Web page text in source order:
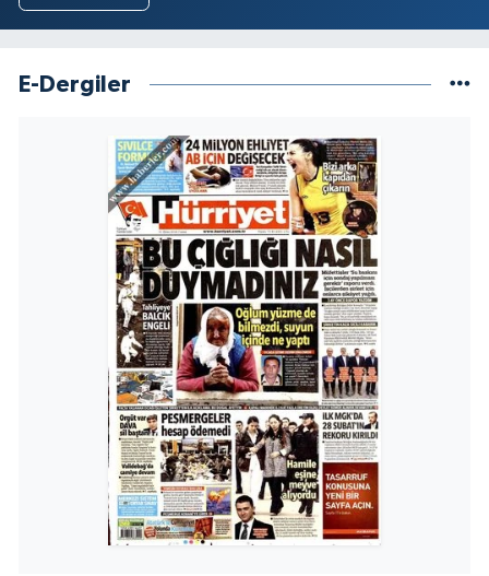
E-Dergiler